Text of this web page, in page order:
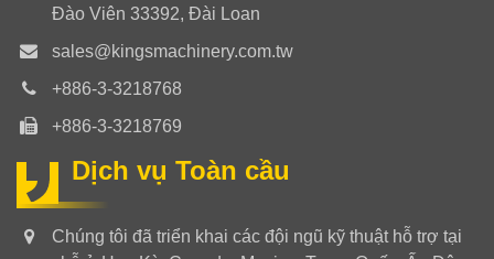
Đào Viên 33392, Đài Loan
sales@kingsmachinery.com.tw
+886-3-3218768
+886-3-3218769
Dịch vụ Toàn cầu
Chúng tôi đã triển khai các đội ngũ kỹ thuật hỗ trợ tại